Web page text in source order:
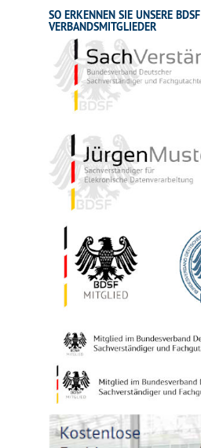
SO ERKENNEN SIE UNSERE BDSF
VERBANDSMITGLIEDER